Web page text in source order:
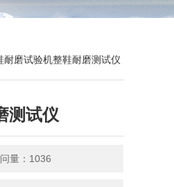
耐磨试验机整鞋耐磨测试仪
测试仪
量：1036